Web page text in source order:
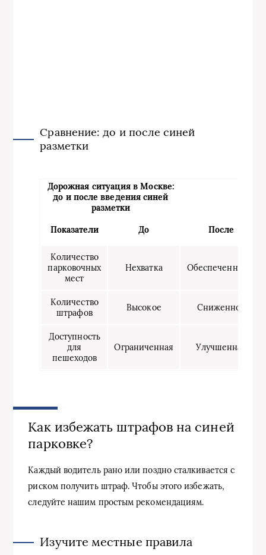
Сравнение: до и после синей
разметки
Дорожная ситуация в Москве:
до и после введения синей
разметки
Показатели До После
Количество
парковочных
мест
Нехватка Обеспеченность
Количество
штрафов
Высокое Сниженное
Доступность
для
пешеходов
Ограниченная Улучшенная
Как избежать штрафов на синей
парковке?
Каждый водитель рано или поздно сталкивается с
риском получить штраф. Чтобы этого избежать,
следуйте нашим простым рекомендациям.
Изучите местные правила